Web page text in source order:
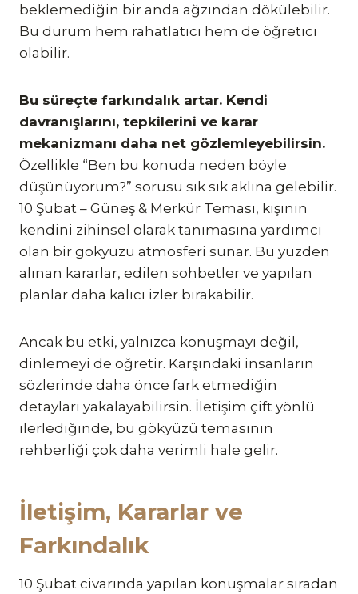
beklemediğin bir anda ağzından dökülebilir.
Bu durum hem rahatlatıcı hem de öğretici
olabilir.
Bu süreçte farkındalık artar. Kendi
davranışlarını, tepkilerini ve karar
mekanizmanı daha net gözlemleyebilirsin.
Özellikle “Ben bu konuda neden böyle
düşünüyorum?” sorusu sık sık aklına gelebilir.
10 Şubat – Güneş & Merkür Teması, kişinin
kendini zihinsel olarak tanımasına yardımcı
olan bir gökyüzü atmosferi sunar. Bu yüzden
alınan kararlar, edilen sohbetler ve yapılan
planlar daha kalıcı izler bırakabilir.
Ancak bu etki, yalnızca konuşmayı değil,
dinlemeyi de öğretir. Karşındaki insanların
sözlerinde daha önce fark etmediğin
detayları yakalayabilirsin. İletişim çift yönlü
ilerlediğinde, bu gökyüzü temasının
rehberliği çok daha verimli hale gelir.
İletişim, Kararlar ve
Farkındalık
10 Şubat civarında yapılan konuşmalar sıradan